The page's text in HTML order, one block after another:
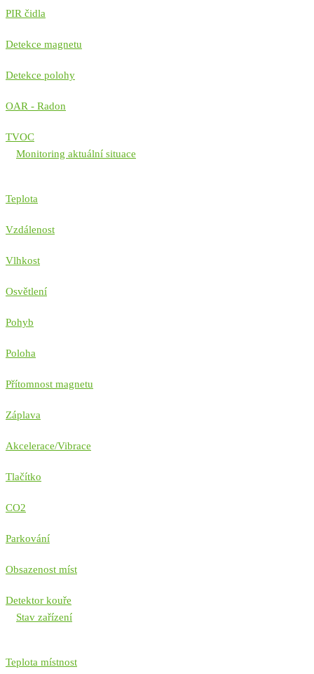
PIR čidla
Detekce magnetu
Detekce polohy
OAR - Radon
TVOC
Monitoring aktuální situace
Teplota
Vzdálenost
Vlhkost
Osvětlení
Pohyb
Poloha
Přítomnost magnetu
Záplava
Akcelerace/Vibrace
Tlačítko
CO2
Parkování
Obsazenost míst
Detektor kouře
Stav zařízení
Teplota místnost